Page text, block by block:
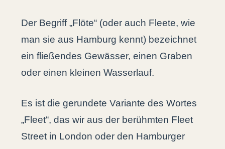
Der Begriff „Flöte“ (oder auch Fleete, wie
man sie aus Hamburg kennt) bezeichnet
ein fließendes Gewässer, einen Graben
oder einen kleinen Wasserlauf.
Es ist die gerundete Variante des Wortes
„Fleet“, das wir aus der berühmten Fleet
Street in London oder den Hamburger